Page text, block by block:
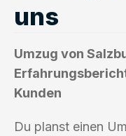
uns
Umzug von
Kunden
Du planst einen